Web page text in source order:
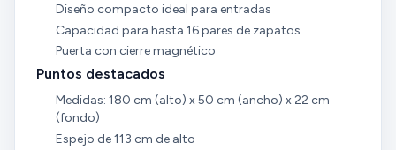
Diseño compacto ideal para entradas
Capacidad para hasta 16 pares de zapatos
Puerta con cierre magnético
Puntos destacados
Medidas: 180 cm (alto) x 50 cm (ancho) x 22 cm
(fondo)
Espejo de 113 cm de alto